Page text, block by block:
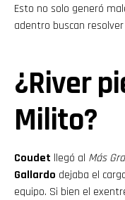
Esto no solo generó
adentro buscan
¿River
Milito?
Coudet llegó al Más
Gallardo dejaba el
equipo. Si bien el